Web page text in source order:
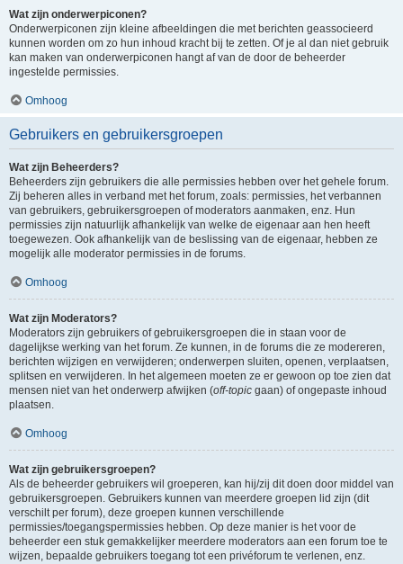
Wat zijn onderwerpiconen?
Onderwerpiconen zijn kleine afbeeldingen die met berichten geassocieerd
kunnen worden om zo hun inhoud kracht bij te zetten. Of je al dan niet gebruik
kan maken van onderwerpiconen hangt af van de door de beheerder
ingestelde permissies.
Omhoog
Gebruikers en gebruikersgroepen
Wat zijn Beheerders?
Beheerders zijn gebruikers die alle permissies hebben over het gehele forum.
Zij beheren alles in verband met het forum, zoals: permissies, het verbannen
van gebruikers, gebruikersgroepen of moderators aanmaken, enz. Hun
permissies zijn natuurlijk afhankelijk van welke de eigenaar aan hen heeft
toegewezen. Ook afhankelijk van de beslissing van de eigenaar, hebben ze
mogelijk alle moderator permissies in de forums.
Omhoog
Wat zijn Moderators?
Moderators zijn gebruikers of gebruikersgroepen die in staan voor de
dagelijkse werking van het forum. Ze kunnen, in de forums die ze modereren,
berichten wijzigen en verwijderen; onderwerpen sluiten, openen, verplaatsen,
splitsen en verwijderen. In het algemeen moeten ze er gewoon op toe zien dat
mensen niet van het onderwerp afwijken (off-topic gaan) of ongepaste inhoud
plaatsen.
Omhoog
Wat zijn gebruikersgroepen?
Als de beheerder gebruikers wil groeperen, kan hij/zij dit doen door middel van
gebruikersgroepen. Gebruikers kunnen van meerdere groepen lid zijn (dit
verschilt per forum), deze groepen kunnen verschillende
permissies/toegangspermissies hebben. Op deze manier is het voor de
beheerder een stuk gemakkelijker meerdere moderators aan een forum toe te
wijzen, bepaalde gebruikers toegang tot een privéforum te verlenen, enz.